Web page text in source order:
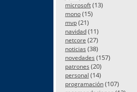
microsoft(13)
mono(15)
mvp(21)
navidad(11)
netcore (27)
noticias (38)
novedades (157)
patrones (20)
personal (14)
programación(107)